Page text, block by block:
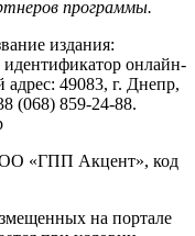
программы.
издания:
онлайн-
49083, г. Днепр,
(068) 859-24-88.
«ГПП Акцент», код
на портале